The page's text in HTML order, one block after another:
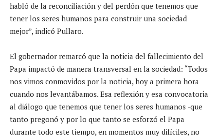
habló de la reconciliación y del perdón que tenemos que
tener los seres humanos para construir una sociedad
mejor”, indicó Pullaro.
El gobernador remarcó que la noticia del fallecimiento del
Papa impactó de manera transversal en la sociedad: “Todos
nos vimos conmovidos por la noticia, hoy a primera hora
cuando nos levantábamos. Esa reflexión y esa convocatoria
al diálogo que tenemos que tener los seres humanos -que
tanto pregonó y por lo que tanto se esforzó el Papa
durante todo este tiempo, en momentos muy difíciles, no